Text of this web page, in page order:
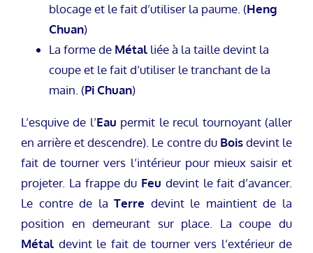
blocage et le fait d’utiliser la paume. (Heng
Chuan)
La forme de Métal liée à la taille devint la
coupe et le fait d’utiliser le tranchant de la
main. (Pi Chuan)
L’esquive de l’Eau permit le recul tournoyant (aller
en arrière et descendre). Le contre du Boisdevint le
fait de tourner vers l’intérieur pour mieux saisir et
projeter. La frappe du Feu devint le fait d’avancer.
Le contre de laTerre devint le maintient de la
position en demeurant sur place. La coupe du
Métal devint le fait de tourner vers l’extérieur de